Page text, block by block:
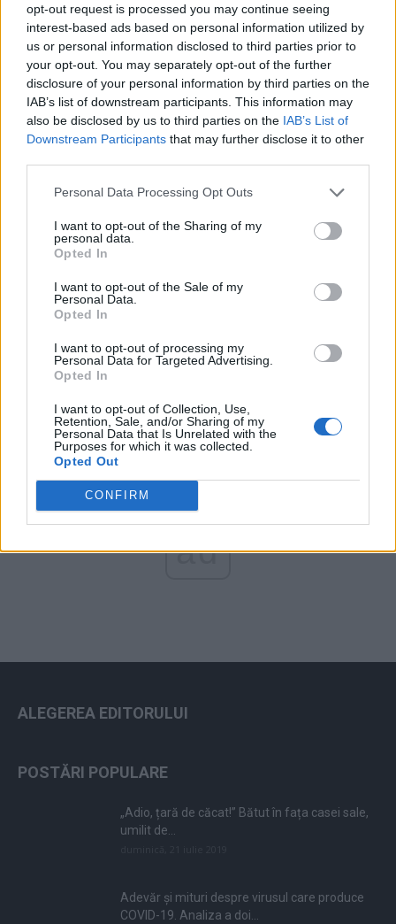
opt-out request is processed you may continue seeing
interest-based ads based on personal information utilized by
us or personal information disclosed to third parties prior to
your opt-out. You may separately opt-out of the further
disclosure of your personal information by third parties on the
IAB’s list of downstream participants. This information may
also be disclosed by us to third parties on the IAB’s List of
Downstream Participants that may further disclose it to other
Personal Data Processing Opt Outs
I want to opt-out of the Sharing of my
personal data.
Opted In
I want to opt-out of the Sale of my
Personal Data.
Opted In
I want to opt-out of processing my
Personal Data for Targeted Advertising.
Opted In
I want to opt-out of Collection, Use,
Retention, Sale, and/or Sharing of my
Personal Data that Is Unrelated with the
Purposes for which it was collected.
Opted Out
CONFIRM
PACE (Peia)
Acțiunea Conservatoare (Târziu)
PDF (Lazarus)
PUSL (D. Voiculescu)
PNȚCD (Pavelescu)
PNCR (Terheș)
Partidul Patrioților (Surugiu)
FAR (Coarnă)
România pe Primul Loc (Ponta)
Altul
Arhiva sondajelor
ad
ALEGEREA EDITORULUI
POSTĂRI POPULARE
„Adio, țară de căcat!” Bătut în fața casei sale,
umilit de...
Adevăr și mituri despre virusul care produce
COVID-19. Analiza a doi...